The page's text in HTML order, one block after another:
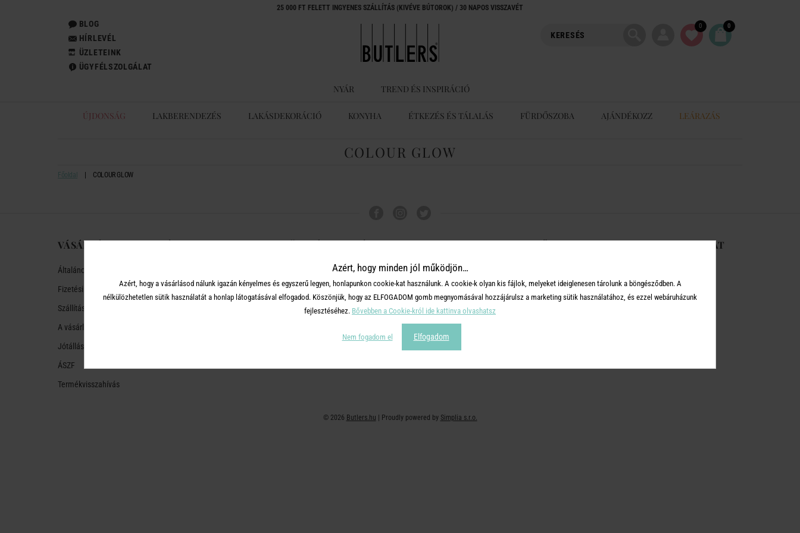
25 000 FT FELETT INGYENES SZÁLLÍTÁS (KIVÉVE BÚTOROK) / 30 NAPOS VISSZAVÉT
BLOG
HÍRLEVÉL
ÜZLETEINK
ÜGYFÉLSZOLGÁLAT
0 0
NYÁR TREND ÉS INSPIRÁCIÓ
ÚJDONSÁG LAKBERENDEZÉS LAKÁSDEKORÁCIÓ KONYHA ÉTKEZÉS ÉS TÁLALÁS FÜRDŐSZOBA AJÁNDÉKOZZ LEÁRAZÁS
COLOUR GLOW
Főoldal COLOUR GLOW
VÁSÁRLÁSI TUDNIVALÓK
Általános tudnivalók
Fizetési módok
Szállítási módok és költségek
A vásárlástól való ellálás
Jótállás
ÁSZF
Termékvisszahívás
ÜGYFÉLSZOLGÁLAT
+36 30 726 9588 ( H-P: 10-16 )
webshop@butlers.hu
A BUTLERS-RŐL
Impresszum
Ajándékkártya
KAPCSOLAT
Elérhetőségek
© 2026 Butlers.hu | Proudly powered by Simplia s.r.o.
Azért, hogy minden jól működjön…
Azért, hogy a vásárlásod nálunk igazán kényelmes és egyszerű legyen, honlapunkon cookie-kat használunk. A cookie-k olyan kis fájlok, melyeket ideiglenesen tárolunk a böngésződben. A
nélkülözhetetlen sütik használatát a honlap látogatásával elfogadod. Köszönjük, hogy az ELFOGADOM gomb megnyomásával hozzájárulsz a marketing sütik használatához, és ezzel webáruházunk
fejlesztéséhez. Bővebben a Cookie-król ide kattinva olvashatsz
Nem fogadom el Elfogadom